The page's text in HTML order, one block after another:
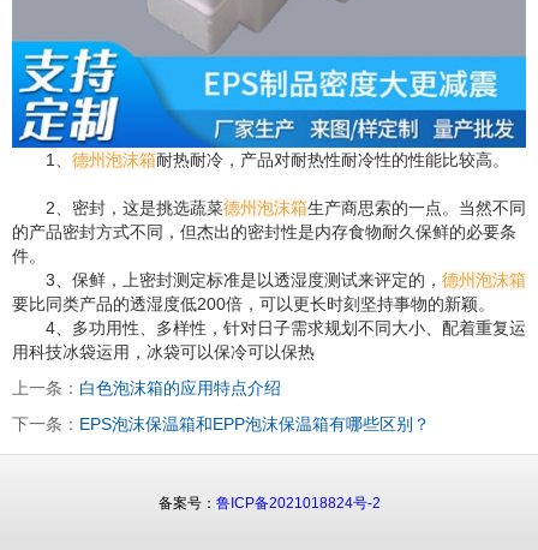
1、 德州泡沫箱耐热耐冷，产品对耐热性耐冷性的性能比较高。
2、密封，这是挑选蔬菜德州泡沫箱生产商思索的一点。当然不同
的产品密封方式不同，但杰出的密封性是内存食物耐久保鲜的必要条
件。
3、保鲜，上密封测定标准是以透湿度测试来评定的， 德州泡沫箱
要比同类产品的透湿度低200倍，可以更长时刻坚持事物的新颖。
4、多功用性、多样性，针对日子需求规划不同大小、配着重复运
用科技冰袋运用，冰袋可以保冷可以保热
上一条： 白色泡沫箱的应用特点介绍
下一条： EPS泡沫保温箱和EPP泡沫保温箱有哪些区别？
备案号： 鲁ICP备2021018824号-2